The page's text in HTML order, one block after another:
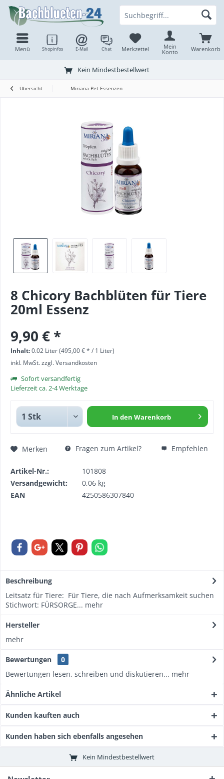
Kein Mindestbestellwert
Warenkorb
Shopinfos E-Mail Chat Merkzettel Mein
Konto
Menü
Übersicht Miriana Pet Essenzen
8 Chicory Bachblüten für Tiere
20ml Essenz
9,90 € *
Inhalt:0.02 Liter (495,00 € * / 1 Liter)
inkl. MwSt.zzgl. Versandkosten
Sofort versandfertig
Lieferzeit ca. 2-4 Werktage
In den Warenkorb
Merken Fragen zum Artikel? Empfehlen
Artikel-Nr.:
101808
Versandgewicht:
0,06 kg
EAN
4250586307840
Beschreibung
Leitsatz für Tiere: Für Tiere, die nach Aufmerksamkeit suchen
Stichwort: FÜRSORGE... mehr
Hersteller
mehr
Bewertungen
0
Bewertungen lesen, schreiben und diskutieren... mehr
Ähnliche Artikel
Kunden kauften auch
Kunden haben sich ebenfalls angesehen
Kein Mindestbestellwert